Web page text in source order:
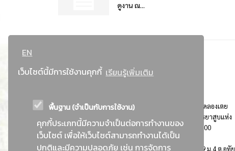
EN
เว็บไซต์นี้มีการใช้งานคุกกี้ เรียนรู้เพิ่มเติม
พื้นฐาน (จำเป็นกับการใช้งาน)
คุกกี้ประเภทนี้มีความจำเป็นต่อการทำงานของ
เว็บไซต์ เพื่อให้เว็บไซต์สามารถทำงานได้เป็น
ปกติและมีความปลอดภัย เช่น การจัดการ
ดูงาน ณ...
ที่อยู่ : 184 ถนนพระรามที่ 4 แขวงคลองเตย เขตคลองเตย
กรุงเทพมหานคร 10110 ติดต่อประชาสัมพันธ์ การยาสูบแห่ง
ประเทศไทย Call center โทร. 0-2229-1000
การยาสูบแห่งประเทศไทย พระนครศรีอยุธยา : 999 ม.4 ต.อุทัย